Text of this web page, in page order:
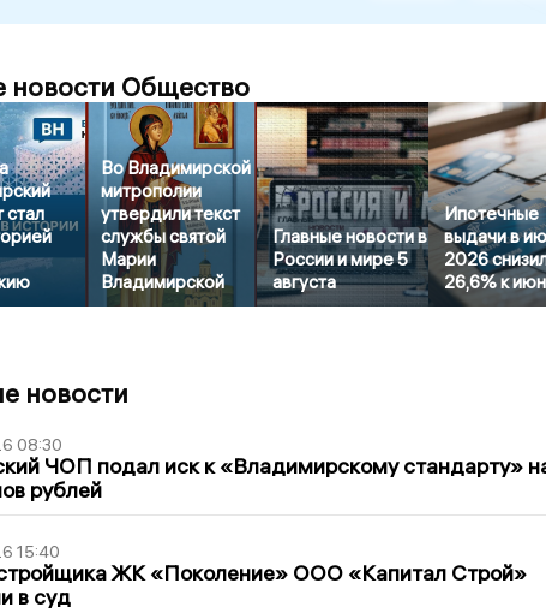
новости Общество
стал
Во Владимирской
митрополии
утвердили текст
службы святой
Марии
Владимирской
Главные новости в
России и мире 5
августа
Ипотечные
выдачи в
2026
26,6% к
новости
08:30
ЧОП подал иск к «Владимирскому стандарту»
рублей
15:40
ЖК «Поколение» ООО «Капитал Строй»
в суд